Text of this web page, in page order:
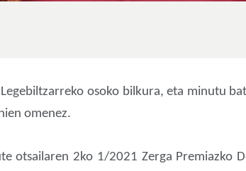
osoko bilkura, eta minutu
omenez.
otsailaren 2ko 1/2021 Zerga Premiazko